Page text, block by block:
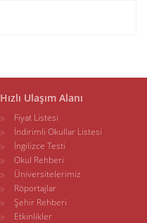
Hızlı Ulaşım Alanı
Fiyat Listesi
İndirimli Okullar Listesi
İngilizce Testi
Okul Rehberi
Üniversitelerimiz
Röportajlar
Şehir Rehberi
Etkinlikler